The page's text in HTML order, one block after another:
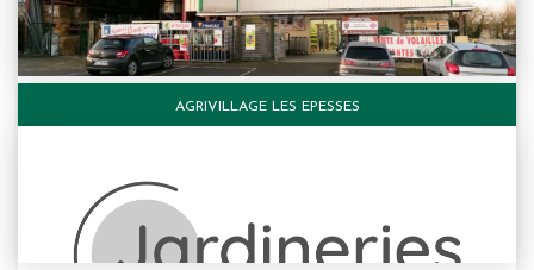
AGRIVILLAGE LES EPESSES